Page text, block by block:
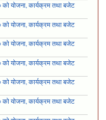
योजना, कार्यक्रम तथा बजेट
योजना, कार्यक्रम तथा बजेट
योजना, कार्यक्रम तथा बजेट
योजना, कार्यक्रम तथा बजेट
योजना, कार्यक्रम तथा बजेट
योजना, कार्यक्रम तथा बजेट